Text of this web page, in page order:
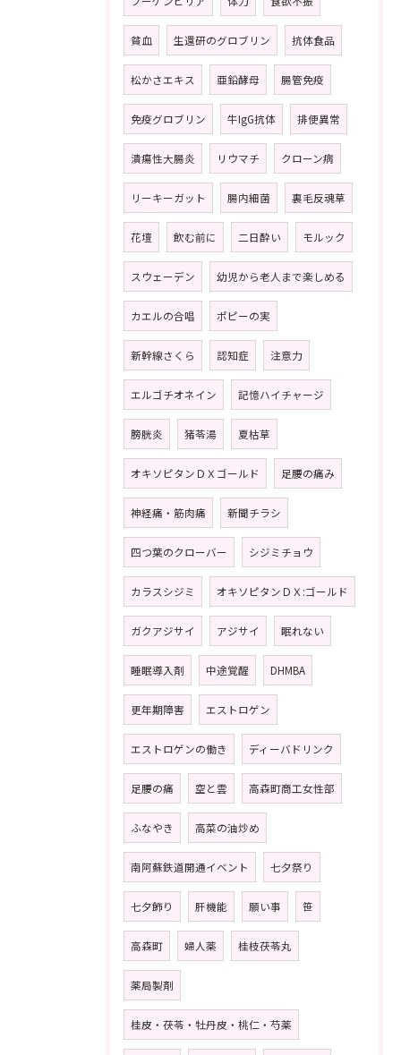
貧血 生還研のグロブリン 抗体食品
松かさエキス 亜鉛酵母 腸管免疫
免疫グロブリン 牛IgG抗体 排便異常
潰瘍性大腸炎 リウマチ クローン病
リーキーガット 腸内細菌 裏毛反魂草
花壇 飲む前に 二日酔い モルック
スウェーデン 幼児から老人まで楽しめる
カエルの合唱 ポピーの実
新幹線さくら 認知症 注意力
エルゴチオネイン 記憶ハイチャージ
膀胱炎 猪苓湯 夏枯草
オキソピタンＤＸゴールド 足腰の痛み
神経痛・筋肉痛 新聞チラシ
四つ葉のクローバー シジミチョウ
カラスシジミ オキソピタンＤＸ:ゴールド
ガクアジサイ アジサイ 眠れない
睡眠導入剤 中途覚醒 DHMBA
更年期障害 エストロゲン
エストロゲンの働き ディーバドリンク
足腰の痛 空と雲 高森町商工女性部
ふなやき 高菜の油炒め
南阿蘇鉄道開通イベント 七夕祭り
七夕飾り 肝機能 願い事 笹
高森町 婦人薬 桂枝茯苓丸
薬局製剤
桂皮・茯苓・牡丹皮・桃仁・芍薬